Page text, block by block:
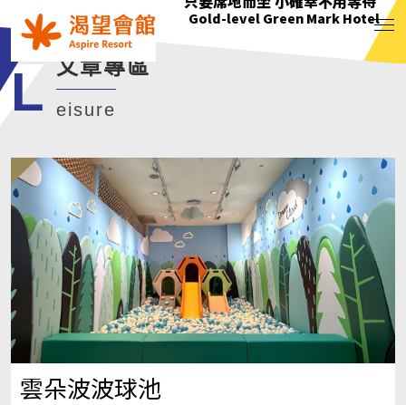
Gold-level Green Mark Hotel
Gold-level Green Mark Hotel
Gold-level Green Mark Hotel
Gold-level Green Mark Hotel
文章專區
L eisure
雲朵波波球池